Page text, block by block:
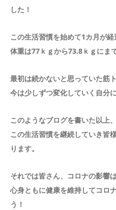
した！
この生活習慣を始めて1カ月が経
体重は77ｋｇから73.8ｋｇにま
最初は続かないと思っていた筋
今は少しずつ変化していく自分
このようなブログを書いた以上、
この生活習慣を継続していき皆
ります。
それでは皆さん、コロナの影響
心身ともに健康を維持してコロ
う！